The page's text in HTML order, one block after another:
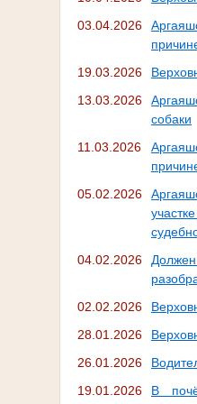
03.04.2026
19.03.2026
13.03.2026
собаки
11.03.2026
05.02.2026
04.02.2026
02.02.2026
28.01.2026
26.01.2026
19.01.2026
В